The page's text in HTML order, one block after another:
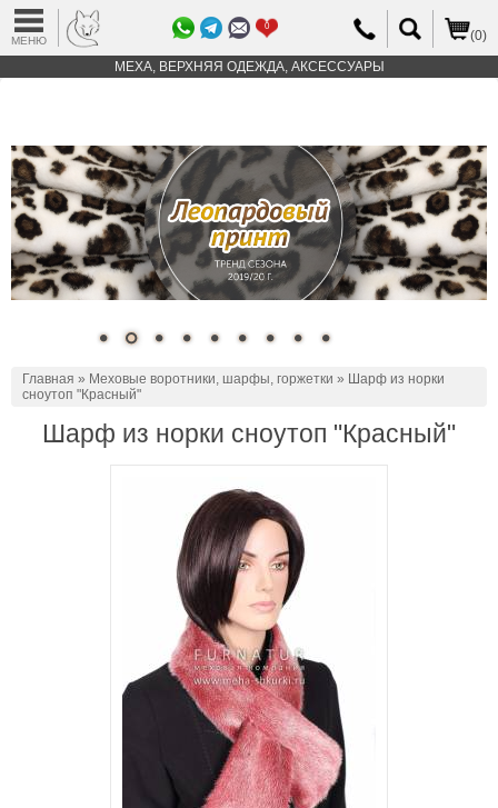
МЕНЮ
0
(0)
МЕХА, ВЕРХНЯЯ ОДЕЖДА, АКСЕССУАРЫ
Главная » Меховые воротники, шарфы, горжетки » Шарф из норки
сноутоп "Красный"
Шарф из норки сноутоп "Красный"